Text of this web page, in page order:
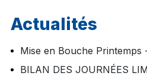
Actualités
Mise en Bouche Printemps
BILAN DES JOURNÉES